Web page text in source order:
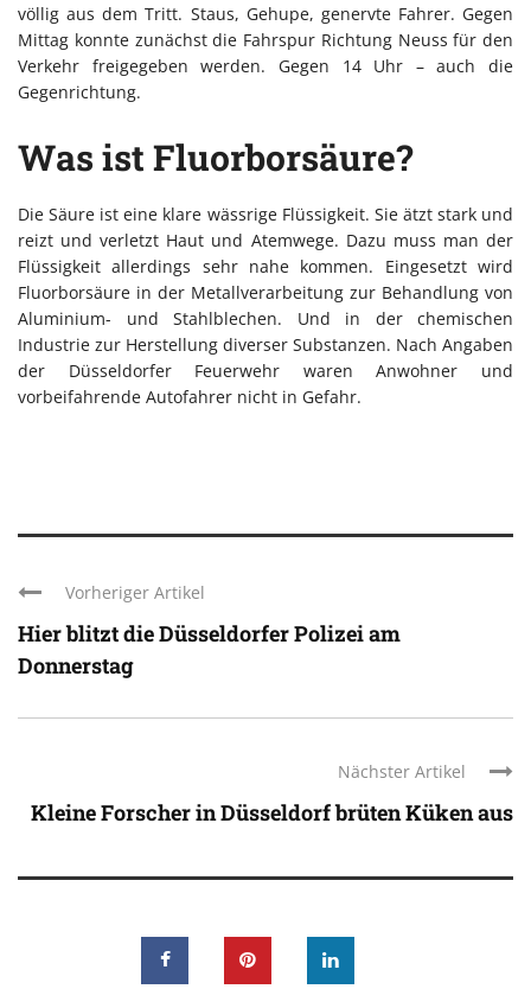
völlig aus dem Tritt. Staus, Gehupe, genervte Fahrer. Gegen
Mittag konnte zunächst die Fahrspur Richtung Neuss für den
Verkehr freigegeben werden. Gegen 14 Uhr – auch die
Gegenrichtung.
Was ist Fluorborsäure?
Die Säure ist eine klare wässrige Flüssigkeit. Sie ätzt stark und
reizt und verletzt Haut und Atemwege. Dazu muss man der
Flüssigkeit allerdings sehr nahe kommen. Eingesetzt wird
Fluorborsäure in der Metallverarbeitung zur Behandlung von
Aluminium- und Stahlblechen. Und in der chemischen
Industrie zur Herstellung diverser Substanzen. Nach Angaben
der Düsseldorfer Feuerwehr waren Anwohner und
vorbeifahrende Autofahrer nicht in Gefahr.
Vorheriger Artikel
Hier blitzt die Düsseldorfer Polizei am
Donnerstag
Nächster Artikel
Kleine Forscher in Düsseldorf brüten Küken aus